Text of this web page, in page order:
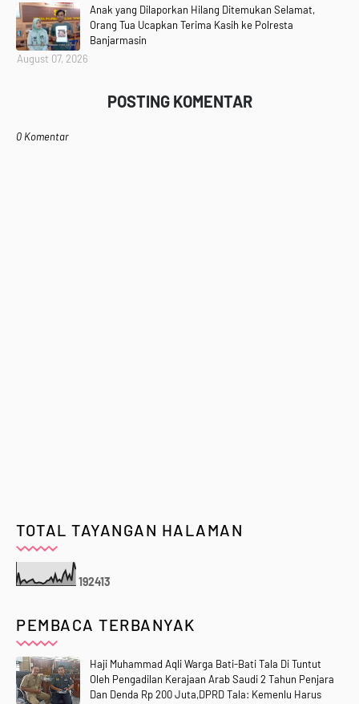
Anak yang Dilaporkan Hilang Ditemukan Selamat,
Orang Tua Ucapkan Terima Kasih ke Polresta
Banjarmasin
August 07, 2026
POSTING KOMENTAR
0 Komentar
TOTAL TAYANGAN HALAMAN
192413
PEMBACA TERBANYAK
Haji Muhammad Aqli Warga Bati-Bati Tala Di Tuntut
Oleh Pengadilan Kerajaan Arab Saudi 2 Tahun Penjara
Dan Denda Rp 200 Juta,DPRD Tala: Kemenlu Harus